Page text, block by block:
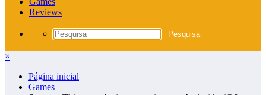
Reviews
×
Página inicial
Games